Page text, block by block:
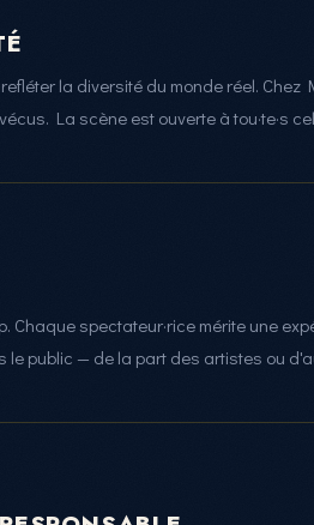
la diversité du monde réel.
La scène est ouverte à tou·te·s
Chaque spectateur·rice mérite une
le public — de la part des artistes ou